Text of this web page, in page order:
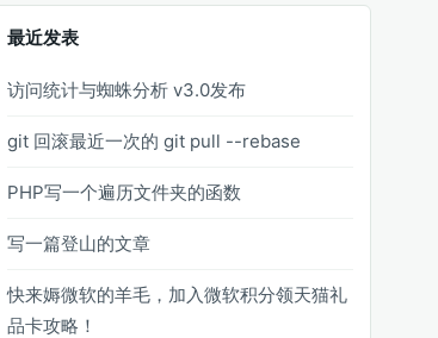
最近发表
访问统计与蜘蛛分析 v3.0发布
git 回滚最近一次的 git pull --rebase
PHP写一个遍历文件夹的函数
写一篇登山的文章
快来媷微软的羊毛，加入微软积分领天猫礼
品卡攻略！